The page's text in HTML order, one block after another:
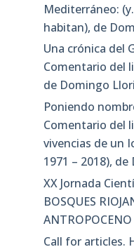
Mediterráneo:
habitan), de
Una crónica del
Comentario del
de Domingo
Poniendo
Comentario del
vivencias de un
1971 – 2018),
XX Jornada
BOSQUES
ANTROPOCENO
Call for articles.